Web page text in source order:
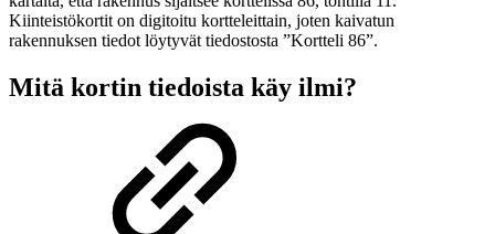
Kiinteistökortit on digitoitu kortteleittain, joten kaivatun
rakennuksen tiedot löytyvät tiedostosta ”Kortteli 86”.
Mitä kortin tiedoista käy ilmi?